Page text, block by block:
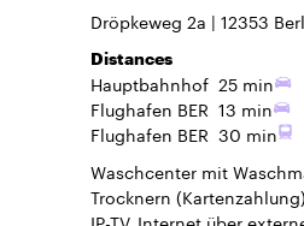
Dröpkeweg 2a 12353
Distances
Hauptbahnhof 25 min
Flughafen BER 13 min
Flughafen BER 30 min
Waschcenter mit
Trocknern (Kartenzahlung)